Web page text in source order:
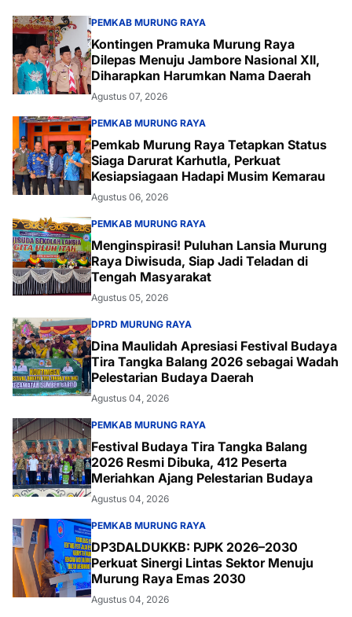
PEMKAB MURUNG RAYA
Kontingen Pramuka Murung Raya
Dilepas Menuju Jambore Nasional XII,
Diharapkan Harumkan Nama Daerah
Agustus 07, 2026
PEMKAB MURUNG RAYA
Pemkab Murung Raya Tetapkan Status
Siaga Darurat Karhutla, Perkuat
Kesiapsiagaan Hadapi Musim Kemarau
Agustus 06, 2026
PEMKAB MURUNG RAYA
Menginspirasi! Puluhan Lansia Murung
Raya Diwisuda, Siap Jadi Teladan di
Tengah Masyarakat
Agustus 05, 2026
DPRD MURUNG RAYA
Dina Maulidah Apresiasi Festival Budaya
Tira Tangka Balang 2026 sebagai Wadah
Pelestarian Budaya Daerah
Agustus 04, 2026
PEMKAB MURUNG RAYA
Festival Budaya Tira Tangka Balang
2026 Resmi Dibuka, 412 Peserta
Meriahkan Ajang Pelestarian Budaya
Agustus 04, 2026
PEMKAB MURUNG RAYA
DP3DALDUKKB: PJPK 2026–2030
Perkuat Sinergi Lintas Sektor Menuju
Murung Raya Emas 2030
Agustus 04, 2026